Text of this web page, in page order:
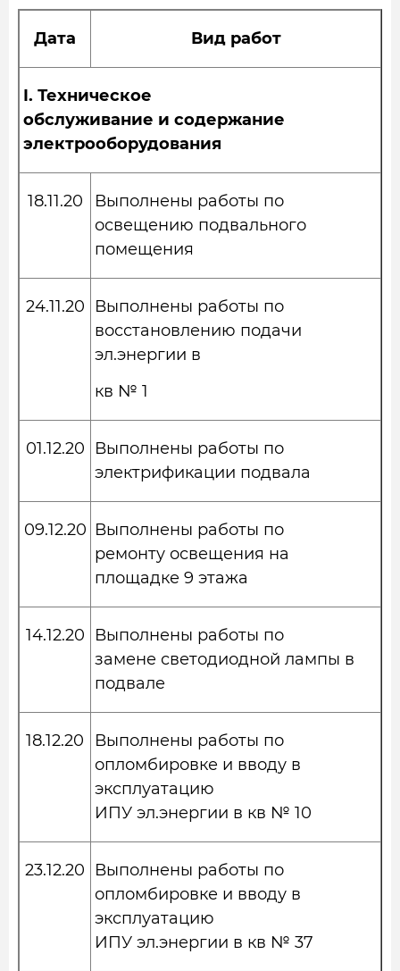
Дата Вид работ
I. Техническое
обслуживание и содержание
электрооборудования
18.11.20
Выполнены работы по
освещению подвального
помещения
24.11.20
Выполнены работы по
восстановлению подачи
эл.энергии в
кв № 1
01.12.20
Выполнены работы по
электрификации подвала
09.12.20 Выполнены работы по
ремонту освещения на
площадке 9 этажа
14.12.20
Выполнены работы по
замене светодиодной лампы в
подвале
18.12.20
Выполнены работы по
опломбировке и вводу в
эксплуатацию
ИПУ эл.энергии в кв № 10
23.12.20
Выполнены работы по
опломбировке и вводу в
эксплуатацию
ИПУ эл.энергии в кв № 37